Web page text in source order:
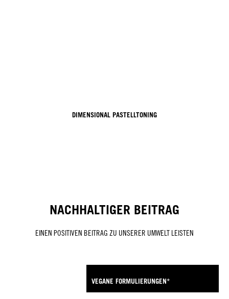
DIMENSIONAL PASTELLTONING
NACHHALTIGER BEITRAG
EINEN POSITIVEN BEITRAG ZU UNSERER UMWELT LEISTEN
VEGANE FORMULIERUNGEN*